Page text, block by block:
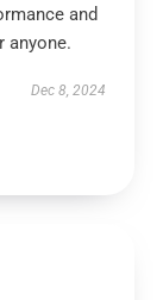
and
anyone.
Dec 8, 2024